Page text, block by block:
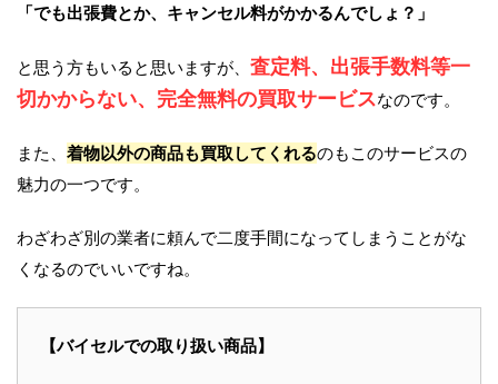
「でも出張費とか、キャンセル料がかかるんでしょ？」
と思う方もいると思いますが、 査定料、出張手数料等一
切かからない、完全無料の買取サービスなのです。
また、 着物以外の商品も買取してくれるのもこのサービスの
魅力の一つです。
わざわざ別の業者に頼んで二度手間になってしまうことがな
くなるのでいいですね。
【バイセルでの取り扱い商品】